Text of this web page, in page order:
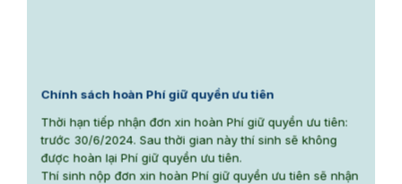
Chính sách hoàn Phí giữ quyền ưu tiên
Thời hạn tiếp nhận đơn xin hoàn Phí giữ quyền ưu tiên:
trước 30/6/2024. Sau thời gian này thí sinh sẽ không
được hoàn lại Phí giữ quyền ưu tiên.
Thí sinh nộp đơn xin hoàn Phí giữ quyền ưu tiên sẽ nhận